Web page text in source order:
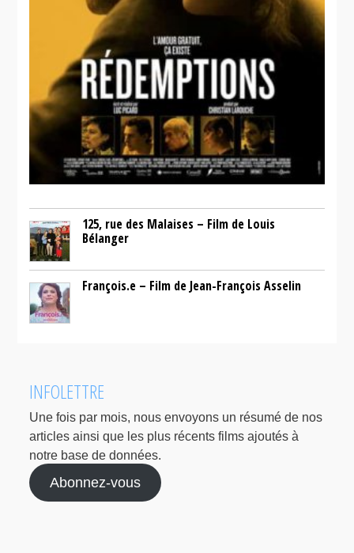
125, rue des Malaises – Film de Louis
Bélanger
François.e – Film de Jean-François Asselin
INFOLETTRE
Une fois par mois, nous envoyons un résumé de nos
articles ainsi que les plus récents films ajoutés à
notre base de données.
Abonnez-vous